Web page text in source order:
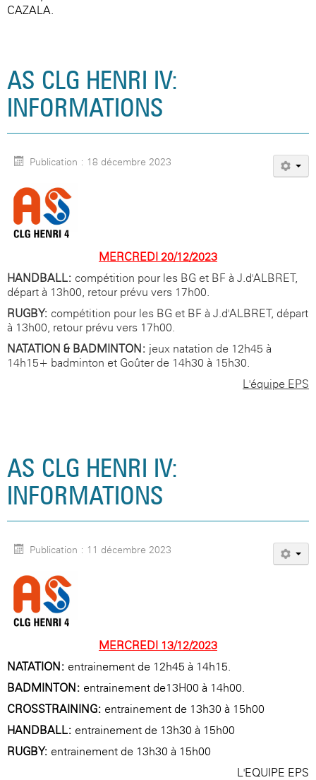
CAZALA.
AS CLG HENRI IV:
INFORMATIONS
Publication : 18 décembre 2023
MERCREDI 20/12/2023
HANDBALL: compétition pour les BG et BF à J.d'ALBRET,
départ à 13h00, retour prévu vers 17h00.
RUGBY: compétition pour les BG et BF à J.d'ALBRET, départ
à 13h00, retour prévu vers 17h00.
NATATION & BADMINTON: jeux natation de 12h45 à
14h15+ badminton et Goûter de 14h30 à 15h30.
L'équipe EPS
AS CLG HENRI IV:
INFORMATIONS
Publication : 11 décembre 2023
MERCREDI 13/12/2023
NATATION: entrainement de 12h45 à 14h15.
BADMINTON: entrainement de13H00 à 14h00.
CROSSTRAINING: entrainement de 13h30 à 15h00
HANDBALL: entrainement de 13h30 à 15h00
RUGBY: entrainement de 13h30 à 15h00
L'EQUIPE EPS